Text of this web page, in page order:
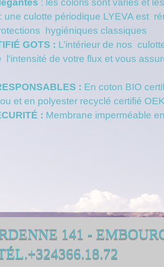
: une culotte périodique LYEVA est
hygiéniques classiques
GOTS : L’intérieur de nos
l'intensité de votre flux et vous
: En coton BIO
et en polyester recyclé certifié
: Membrane imperméable
141 -